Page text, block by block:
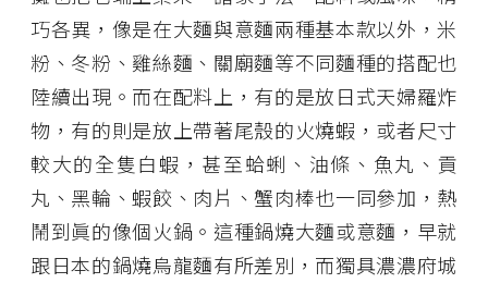
巧各異，像是在大麵與意麵兩種基本款以外，米
粉、冬粉、雞絲麵、關廟麵等不同麵種的搭配也
陸續出現。而在配料上，有的是放日式天婦羅炸
物，有的則是放上帶著尾殼的火燒蝦，或者尺寸
較大的全隻白蝦，甚至蛤蜊、油條、魚丸、貢
丸、黑輪、蝦餃、肉片、蟹肉棒也一同參加，熱
鬧到眞的像個火鍋。這種鍋燒大麵或意麵，早就
跟日本的鍋燒烏龍麵有所差別，而獨具濃濃府城